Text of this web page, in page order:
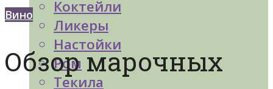
Коктейли
Ликеры
Настойки
Ром
Текила
Вино
Обзор марочных